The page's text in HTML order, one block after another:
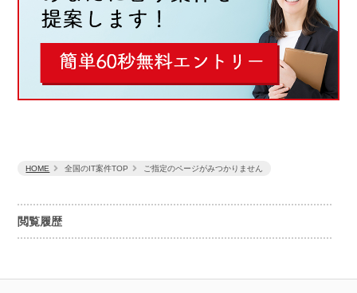
閲覧履歴
HOME 全国のIT案件TOP ご指定のページがみつかりません